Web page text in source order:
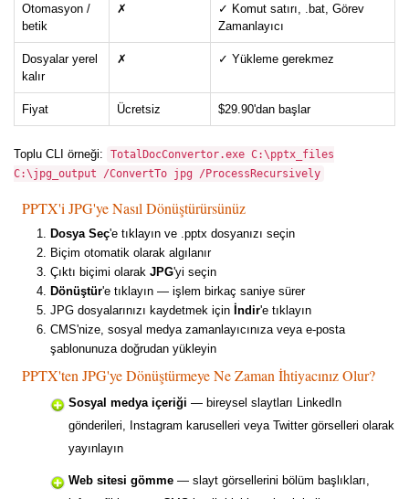
Otomasyon /
betik
✗
✓ Komut satırı, .bat, Görev
Zamanlayıcı
Dosyalar yerel
kalır
✗ ✓ Yükleme gerekmez
Fiyat Ücretsiz $29.90'dan başlar
Toplu CLI örneği:
TotalDocConvertor.exe C:\pptx_files
C:\jpg_output /ConvertTo jpg /ProcessRecursively
PPTX'i JPG'ye Nasıl Dönüştürürsünüz
Dosya Seç'e tıklayın ve .pptx dosyanızı seçin
Biçim otomatik olarak algılanır
Çıktı biçimi olarak JPG'yi seçin
Dönüştür'e tıklayın — işlem birkaç saniye sürer
JPG dosyalarınızı kaydetmek için İndir'e tıklayın
CMS'nize, sosyal medya zamanlayıcınıza veya e-posta
şablonunuza doğrudan yükleyin
PPTX'ten JPG'ye Dönüştürmeye Ne Zaman İhtiyacınız Olur?
Sosyal medya içeriği — bireysel slaytları LinkedIn
gönderileri, Instagram karuselleri veya Twitter görselleri olarak
yayınlayın
Web sitesi gömme — slayt görsellerini bölüm başlıkları,